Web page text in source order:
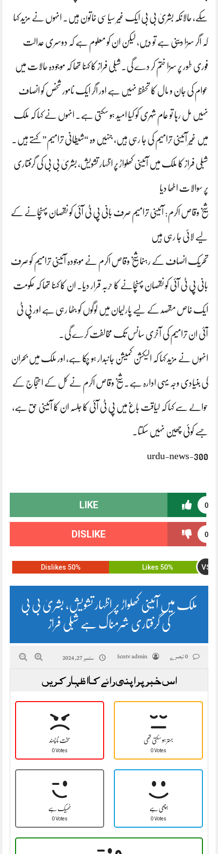
سکے، حالانکہ بشریٰ بی بی ایک غیر سیاسی خاتون ہیں۔ انہوں نے مزید کہا
کہ اگر سزا دینی ہے تو دیں، لیکن ان کو معلوم ہے کہ دوسری عدالت
فوری طور پر سزا ختم کر دے گی۔شبلی فراز کا کہنا تھا کہ موجودہ حالات میں
عوام کی جان و مال کا تحفظ نہیں ہے اور اگر ایک نامور شخص کو انصاف
نہیں مل رہا تو عام شہری کو کیا امید ہو سکتی ہے۔ انہوں نے کہا کہ ملک
میں غیر آئینی ترامیم کی جا رہی ہیں، جنہیں وہ “شیطانی ترامیم” کہتے ہیں۔
شبلی فراز کا ملک میں آئینی کھلواڑ پر اظہار تشویش، بشریٰ بی بی کی گرفتاری
پر سوالات اٹھا دیا
شیخ وقاص اکرم: آئینی ترامیم صرف بانی پی ٹی آئی کو نقصان پہنچانے کے
لیے لائی جا رہی ہیں
تحریک انصاف کے رہنما شیخ وقاص اکرم نے موجودہ آئینی ترامیم کو صرف
بانی پی ٹی آئی کو نقصان پہنچانے کا حربہ قرار دیا۔ ان کا کہنا تھا کہ حکومت
ایک خاص مقصد کے لیے پارلیمان میں لوگوں کو بٹھا رہی ہے اور پی ٹی
آئی ان ترامیم کی آخری سانس تک مخالفت کرے گی۔
انہوں نے مزید کہا کہ الیکشن کمیشن جانبدار ہو چکا ہے، اور ملک میں بحران
کی بنیادی وجہ یہی ادارہ ہے۔ شیخ وقاص اکرم نے کل کے احتجاج کے
حوالے سے کہا کہ لیاقت باغ میں پی ٹی آئی کا جلسہ ان کا آئینی حق ہے،
جسے کوئی چھین نہیں سکتا۔
urdu-news-300
0
LIKE
0
DISLIKE
50% Likes VS
50% Dislikes
ملک میں آئینی کھلواڑ پر اظہار تشویش، بشریٰ بی بی
کی گرفتاری شرمناک ہے شبلی فراز
5cntv admin ستمبر 27, 2024
اس خبر پر اپنی رائے کا اظہار کریں
سخت نا پسند
0 Votes
بہتر ہو سکتی تھی
0 Votes
ٹھیک ہے
0 Votes
اچھی ہے
0 Votes